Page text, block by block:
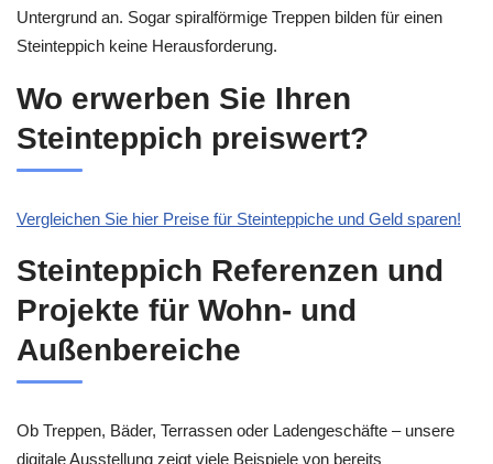
Untergrund an. Sogar spiralförmige Treppen bilden für einen
Steinteppich keine Herausforderung.
Wo erwerben Sie Ihren
Steinteppich preiswert?
Vergleichen Sie hier Preise für Steinteppiche und Geld sparen!
Steinteppich Referenzen und
Projekte für Wohn- und
Außenbereiche
Ob Treppen, Bäder, Terrassen oder Ladengeschäfte – unsere
digitale Ausstellung zeigt viele Beispiele von bereits